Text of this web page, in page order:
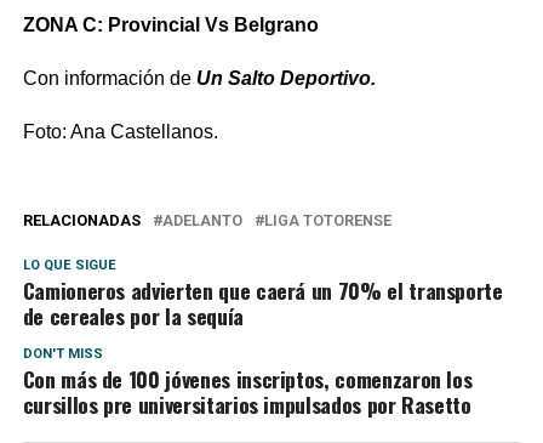
ZONA C: Provincial Vs Belgrano
Con información de Un Salto Deportivo.
Foto: Ana Castellanos.
RELACIONADAS ADELANTO LIGA TOTORENSE
LO QUE SIGUE
Camioneros advierten que caerá un 70% el transporte
de cereales por la sequía
DON'T MISS
Con más de 100 jóvenes inscriptos, comenzaron los
cursillos pre universitarios impulsados por Rasetto